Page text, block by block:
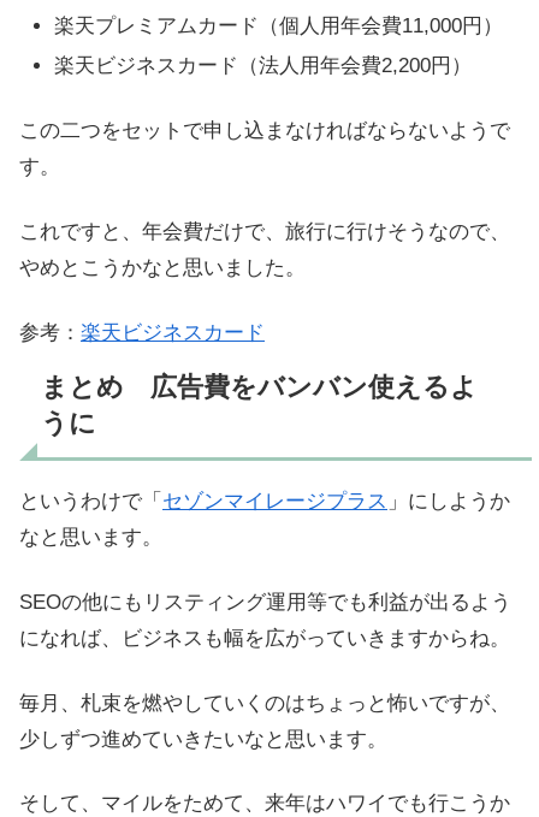
楽天プレミアムカード（個人用年会費11,000円）
楽天ビジネスカード（法人用年会費2,200円）
この二つをセットで申し込まなければならないようで
す。
これですと、年会費だけで、旅行に行けそうなので、
やめとこうかなと思いました。
参考： 楽天ビジネスカード
まとめ 広告費をバンバン使えるよ
うに
というわけで「 セゾンマイレージプラス 」にしようか
なと思います。
SEOの他にもリスティング運用等でも利益が出るよう
になれば、ビジネスも幅を広がっていきますからね。
毎月、札束を燃やしていくのはちょっと怖いですが、
少しずつ進めていきたいなと思います。
そして、マイルをためて、来年はハワイでも行こうか